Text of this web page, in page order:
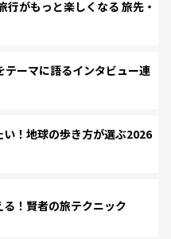
がもっと楽しくなる 旅先・
ーマに語るインタビュー連
！地球の歩き方が選ぶ2026
！賢者の旅テクニック